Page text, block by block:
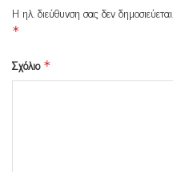
Η ηλ. διεύθυνση σας δεν δημοσιεύεται.
*
Σχόλιο *